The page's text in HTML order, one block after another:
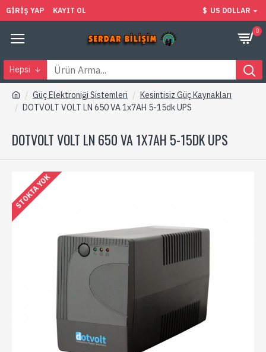
GIRIŞ YAP KAYIT OL $ US DOLLAR
0
Hepsi
Güç Elektroniği Sistemleri
Kesintisiz Güç Kaynakları
DOTVOLT VOLT LN 650 VA 1x7AH 5-15dk UPS
DOTVOLT VOLT LN 650 VA 1X7AH 5-15DK UPS
STOKTA YOK